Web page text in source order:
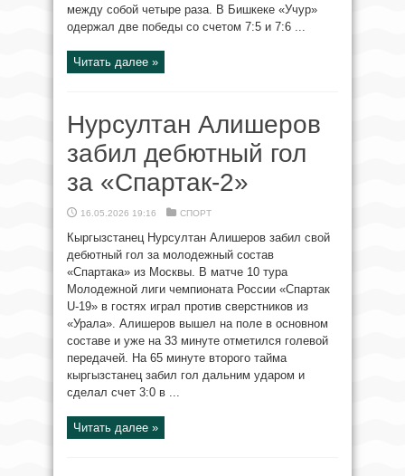
между собой четыре раза. В Бишкеке «Учур»
одержал две победы со счетом 7:5 и 7:6 ...
Читать далее »
Нурсултан Алишеров
забил дебютный гол
за «Спартак-2»
16.05.2026 19:16 СПОРТ
Кыргызстанец Нурсултан Алишеров забил свой
дебютный гол за молодежный состав
«Спартака» из Москвы. В матче 10 тура
Молодежной лиги чемпионата России «Спартак
U-19» в гостях играл против сверстников из
«Урала». Алишеров вышел на поле в основном
составе и уже на 33 минуте отметился голевой
передачей. На 65 минуте второго тайма
кыргызстанец забил гол дальним ударом и
сделал счет 3:0 в ...
Читать далее »